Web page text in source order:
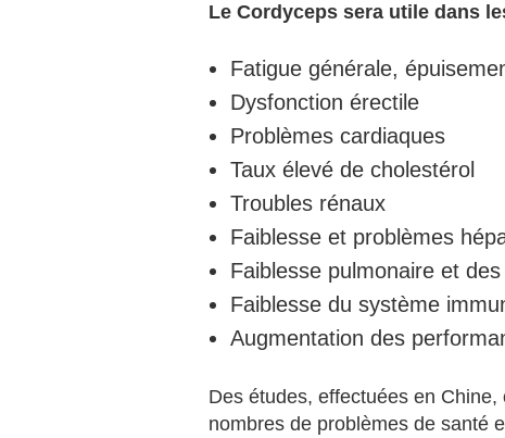
Le Cordyceps sera utile dans
Fatigue générale,
Dysfonction érectile
Problèmes cardiaques
Taux élevé de cholestérol
Troubles rénaux
Faiblesse et problèmes
Faiblesse pulmonaire et
Faiblesse du système
Augmentation des
Des études, effectuées en
nombres de problèmes de santé